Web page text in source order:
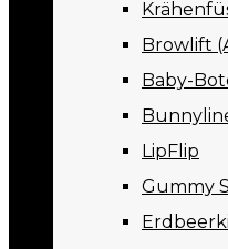
Browlift
Baby-
LipFlip
Gummy